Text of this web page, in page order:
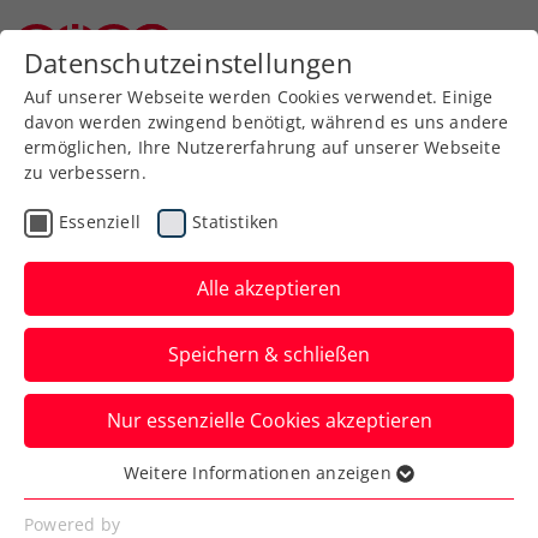
Zurück zur Newsübersicht
Turniere
Danube Upper Austria
Open powered by SKE:
Pouille und Kovalik
spielen um Titel
Im Doppelbewerb des ATP-Challengers in
Mauthausen triumphiert indes ein
deutsches Duo.
Datenschutzeinstellungen
Auf unserer Webseite werden Cookies verwendet. Einige
davon werden zwingend benötigt, während es uns andere
ermöglichen, Ihre Nutzererfahrung auf unserer Webseite
zu verbessern.
Essenziell Statistiken
Alle akzeptieren
Speichern & schließen
Nur essenzielle Cookies akzeptieren
Essenziell
Essenzielle Cookies werden für grundlegende
Weitere Informationen anzeigen
Powered by